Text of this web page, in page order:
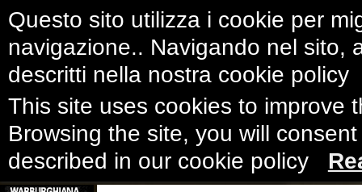
Questo sito utilizza i cookie per
navigazione.. Navigando nel sito,
descritti nella nostra cookie
This site uses cookies to improve
Browsing the site, you will
described in our cookie policy